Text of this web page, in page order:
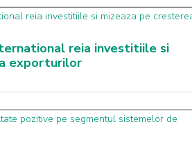
reia investitiile si
exporturilor